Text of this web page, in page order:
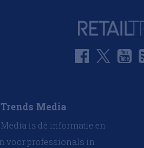
Media
is dé informatie en
voor professionals in